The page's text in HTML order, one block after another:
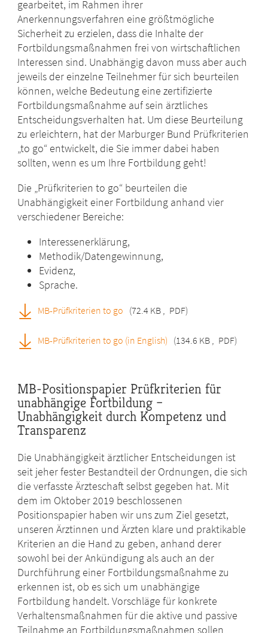
gearbeitet, im Rahmen ihrer
Anerkennungsverfahren eine größtmögliche
Sicherheit zu erzielen, dass die Inhalte der
Fortbildungsmaßnahmen frei von wirtschaftlichen
Interessen sind. Unabhängig davon muss aber auch
jeweils der einzelne Teilnehmer für sich beurteilen
können, welche Bedeutung eine zertifizierte
Fortbildungsmaßnahme auf sein ärztliches
Entscheidungsverhalten hat. Um diese Beurteilung
zu erleichtern, hat der Marburger Bund Prüfkriterien
„to go“ entwickelt, die Sie immer dabei haben
sollten, wenn es um Ihre Fortbildung geht!
Die „Prüfkriterien to go“ beurteilen die
Unabhängigkeit einer Fortbildung anhand vier
verschiedener Bereiche:
Interessenerklärung,
Methodik/Datengewinnung,
Evidenz,
Sprache.
MB-Prüfkriterien to go (72.4 KB , PDF)
MB-Prüfkriterien to go (in English) (134.6 KB , PDF)
MB-Positionspapier Prüfkriterien für
unabhängige Fortbildung –
Unabhängigkeit durch Kompetenz und
Transparenz
Die Unabhängigkeit ärztlicher Entscheidungen ist
seit jeher fester Bestandteil der Ordnungen, die sich
die verfasste Ärzteschaft selbst gegeben hat. Mit
dem im Oktober 2019 beschlossenen
Positionspapier haben wir uns zum Ziel gesetzt,
unseren Ärztinnen und Ärzten klare und praktikable
Kriterien an die Hand zu geben, anhand derer
sowohl bei der Ankündigung als auch an der
Durchführung einer Fortbildungsmaßnahme zu
erkennen ist, ob es sich um unabhängige
Fortbildung handelt.Vorschläge für konkrete
Verhaltensmaßnahmen für die aktive und passive
Teilnahme an Fortbildungsmaßnahmen sollen